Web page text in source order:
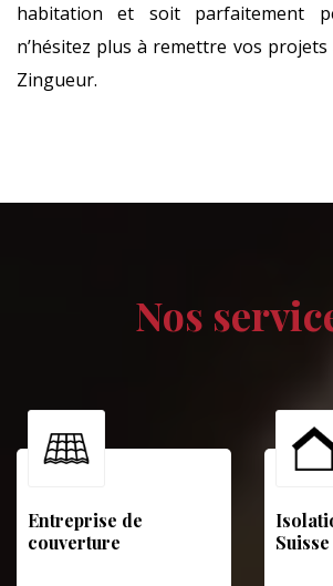
habitation et soit parfaitement
n’hésitez plus à remettre vos
Zingueur.
Nos
Entreprise de
couverture
Suisse